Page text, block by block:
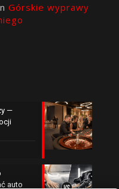
Górskie wyprawy
—
auto